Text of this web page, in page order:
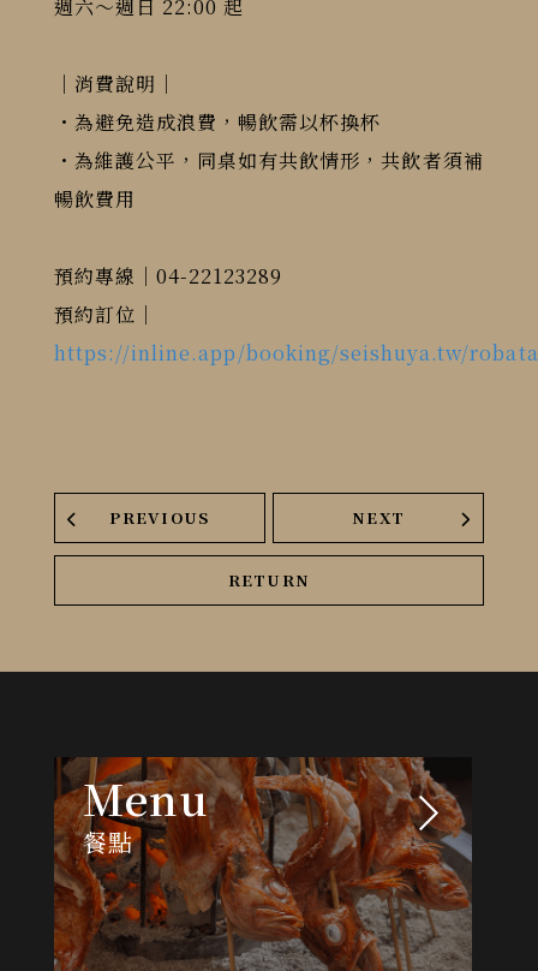
週六～週日 22:00 起
｜消費說明｜
・為避免造成浪費，暢飲需以杯換杯
・為維護公平，同桌如有共飲情形，共飲者須補
暢飲費用
預約專線｜04-22123289
預約訂位｜
https://inline.app/booking/seishuya.tw/
PREVIOUS NEXT
RETURN
Menu
餐點